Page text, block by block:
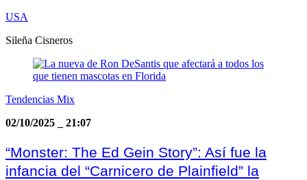
USA
Sileña Cisneros
Tendencias Mix
02/10/2025
21:07
“Monster: The Ed Gein Story”: Así fue la
infancia del “Carnicero de Plainfield” la